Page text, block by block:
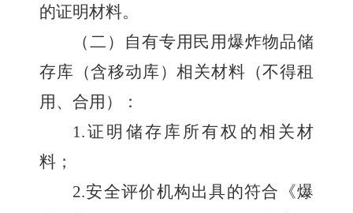
的证明材料。
（二）自有专用民用爆炸物品储
存库（含移动库）相关材料（不得租
用、合用）：
1.证明储存库所有权的相关材
料；
2.安全评价机构出具的符合《爆